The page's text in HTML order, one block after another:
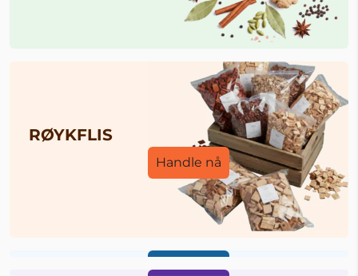
RØYKFLIS
Handle nå
Handle nå